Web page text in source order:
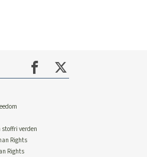
stoffri verden
Rights
Rights